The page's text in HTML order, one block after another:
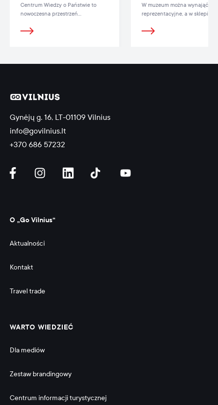
Centrum Wiedzy o Państwie to
nowoczesna przestrzeń
przedstawiono, w jaki sposób
W muzeum można wynająć
reprezentacyjne, a w sklepiku
sztuki.
Gynėjų g. 16, LT-01109 Vilnius
info@govilnius.lt
+370 686 57232
O „Go Vilnius“
Aktualności
Kontakt
Travel trade
WARTO WIEDZIEĆ
Dla mediów
Zestaw brandingowy
Centrum informacji turystycznej